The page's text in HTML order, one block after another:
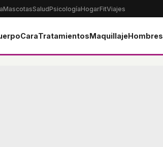
MascotasSaludPsicologíaHogarFitViajes
CaraTratamientosMaquillajeHombres